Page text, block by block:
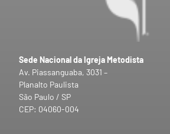
Sede Nacional da Igreja Metodista
Av. Piassanguaba, 3031 –
Planalto Paulista
São Paulo / SP
CEP: 04060-004